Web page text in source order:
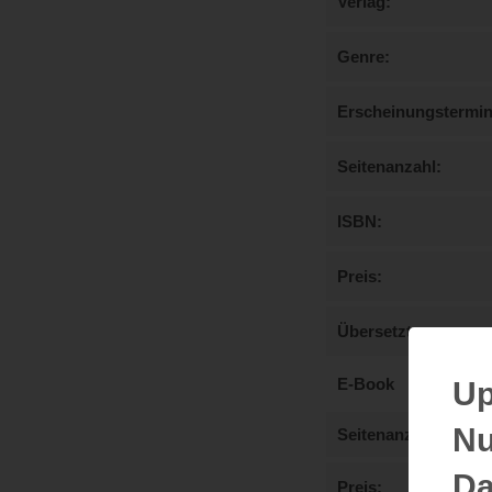
Genre
Erscheinungstermin
Seitenanzahl
ISBN
Preis
Übersetzt von
E-Book
Seitenanzahl
Preis